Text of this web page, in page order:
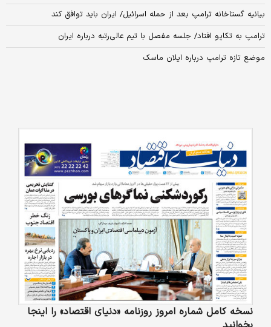
بیانیه گستاخانه ترامپ بعد از حمله اسرائیل/ ایران باید توافق کند
ترامپ به تکاپو افتاد/ جلسه مفصل با تیم عالی‌رتبه درباره ایران
موضع تازه ترامپ درباره ایلان ماسک
نسخه کامل شماره امروز روزنامه «دنیای‌ اقتصاد» را اینجا